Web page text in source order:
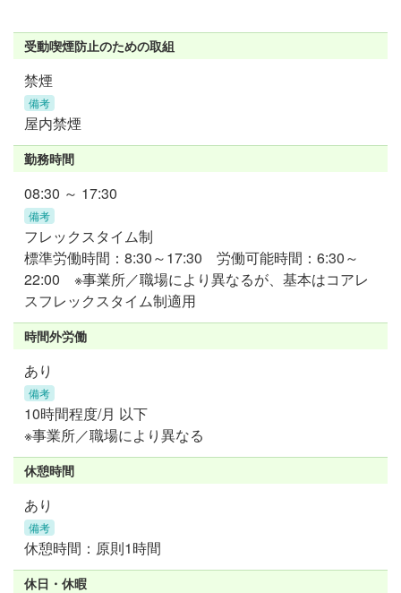
受動喫煙防止のための取組
禁煙
備考
屋内禁煙
勤務時間
08:30 ～ 17:30
備考
フレックスタイム制
標準労働時間：8:30～17:30 労働可能時間：6:30～
22:00 ※事業所／職場により異なるが、基本はコアレ
スフレックスタイム制適用
時間外労働
あり
備考
10時間程度/月 以下
※事業所／職場により異なる
休憩時間
あり
備考
休憩時間：原則1時間
休日・休暇